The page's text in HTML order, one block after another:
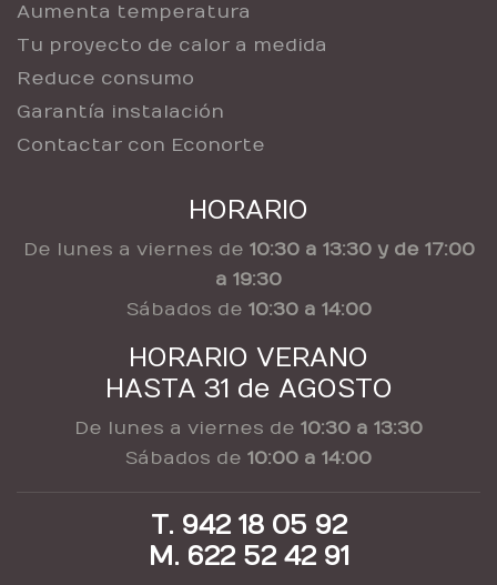
Aumenta temperatura
Tu proyecto de calor a medida
Reduce consumo
Garantía instalación
Contactar con Econorte
HORARIO
De lunes a viernes de 10:30 a 13:30 y de 17:00
a 19:30
Sábados de 10:30 a 14:00
HORARIO VERANO
HASTA 31 de AGOSTO
De lunes a viernes de 10:30 a 13:30
Sábados de 10:00 a 14:00
T. 942 18 05 92
M. 622 52 42 91